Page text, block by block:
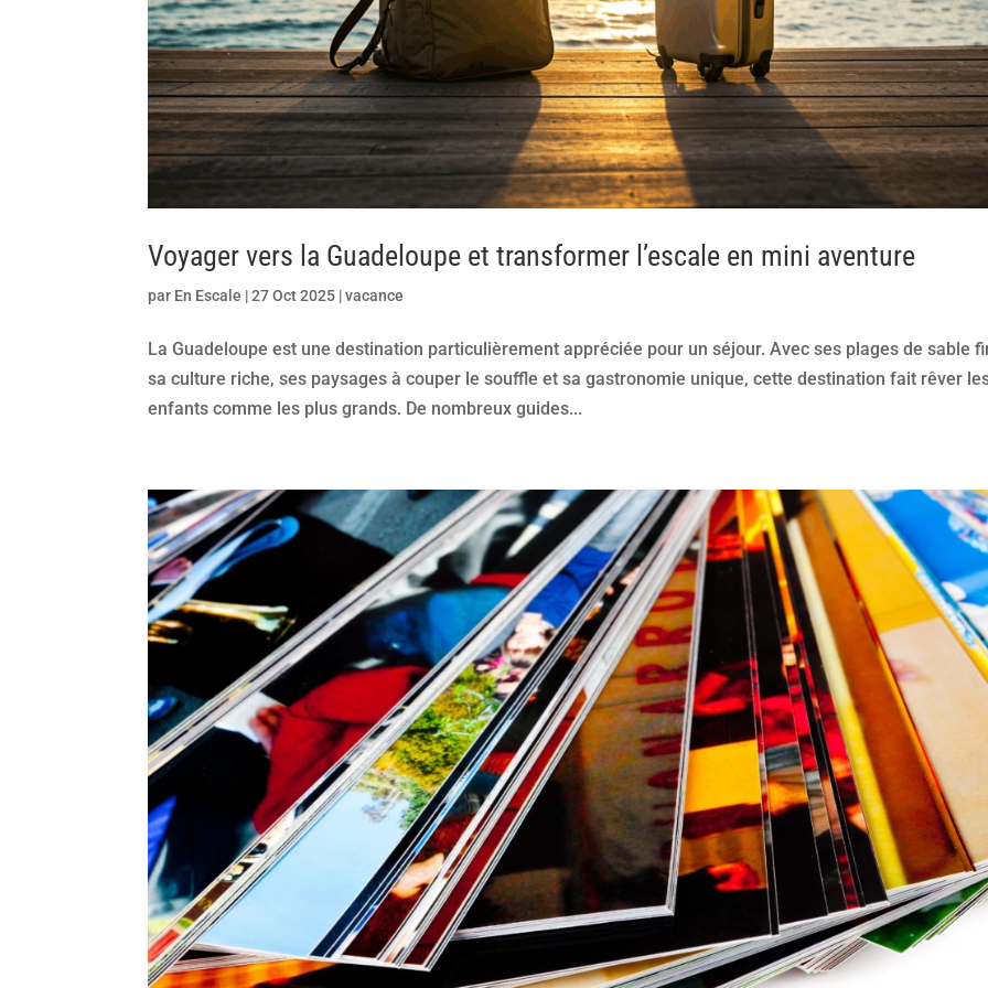
Voyager vers la Guadeloupe et transformer l’escale en mini aventure
par En Escale |27 Oct 2025 |vacance
La Guadeloupe est une destination particulièrement appréciée pour un séjour. Avec ses plages de sable
sa culture riche, ses paysages à couper le souffle et sa gastronomie unique, cette destination fait rêver
enfants comme les plus grands. De nombreux guides...